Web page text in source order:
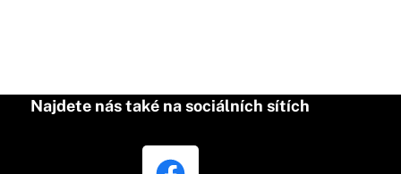
Najdete nás také na sociálních sítích